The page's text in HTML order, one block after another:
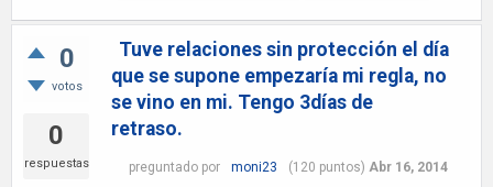
0
votos
0
respuestas
Tuve relaciones sin protección el día
que se supone empezaría mi regla, no
se vino en mi. Tengo 3días de
retraso.
preguntado por moni23 (120 puntos) Abr 16, 2014